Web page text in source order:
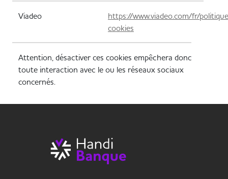
Viadeo
https://www.viadeo.com/fr/
cookies
Attention, désactiver ces cookies empêchera donc
toute interaction avec le ou les réseaux sociaux
concernés.